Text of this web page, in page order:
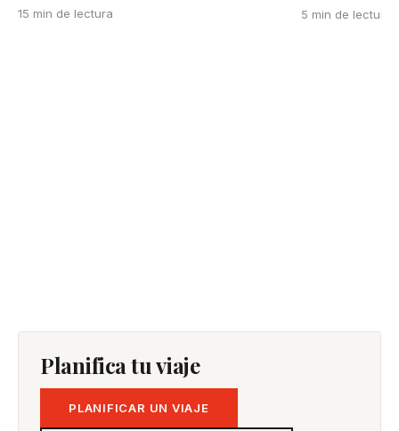
15 min de lectura 5 min de lectura
Planifica tu viaje
PLANIFICAR UN VIAJE